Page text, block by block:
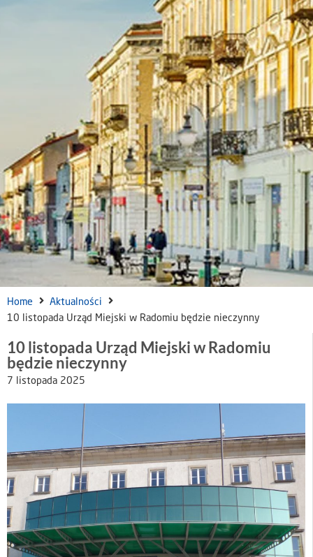
Home
Aktualności
10 listopada Urząd Miejski w Radomiu będzie nieczynny
10 listopada Urząd Miejski w Radomiu
będzie nieczynny
7 listopada 2025